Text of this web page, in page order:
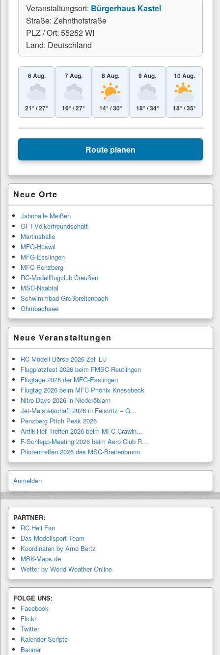
Veranstaltungsort: Bürgerhaus Kastel
Straße: Zehnthofstraße
PLZ / Ort: 55252 WI
Land: Deutschland
6 Aug.
21° / 27°
7 Aug.
16° / 27°
8 Aug.
14° / 30°
9 Aug.
18° / 34°
10 Aug.
18° / 35°
+
Route planen
Primärer
Seitenleisten-
Widgetbereich
Neue Orte
Jahnhalle Meißen
OFT-Völkerfreundschaft
Martinshalle
MFG-Hüswil
MFG-Esslingen
MFC-Penzberg
RC-Modellflugclub Creußen
MSC-Naabtal
Schwimmbad Großbreitenbach
Ohmbachsee
Neue Veranstaltungen
RC Modell Börse 2026 Zell LU
Flugplatzfest 2026 beim FMSC-Reutlingen
Flugtage 2026 der MFG-Esslingen
Flugtag 2026 beim MFC Phönix Knesebeck
Nitro Days 2026 in Niederöblarn
Jet-Meisterschaft 2026 in Feistritz – G…
Penzberg Pitch Peak 2026
Antik-Heli-Treffen 2026 beim MFC-Crawin…
F-Schlepp-Meeting 2026 beim Aero Club R…
Pilotentreffen 2026 des MSC-Breitenbrunn
Anmelden
PARTNER:
RC Heli Fan
Das Modellsport Team
Koordinaten by Arno Bertz
MBK-Maps.de
Wetter by World Weather Online
FOLGE UNS:
Facebook
Flickr
Twitter
Kalender Scripte
Banner